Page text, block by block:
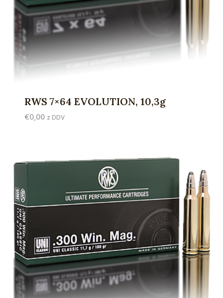
RWS 7×64 EVOLUTION, 10,3g
€0,00 z DDV